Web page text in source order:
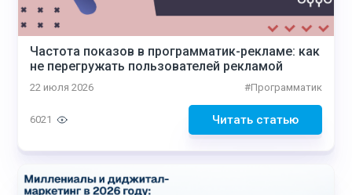
Частота показов в программатик-рекламе: как
не перегружать пользователей рекламой
22 июля 2026 #Программатик
Читать статью
6021